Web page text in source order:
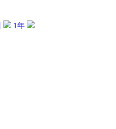
1年